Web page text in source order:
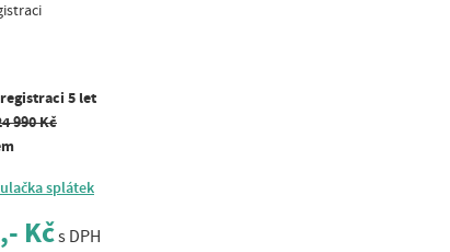
5 let
990 Kč
splátek
Kčs DPH